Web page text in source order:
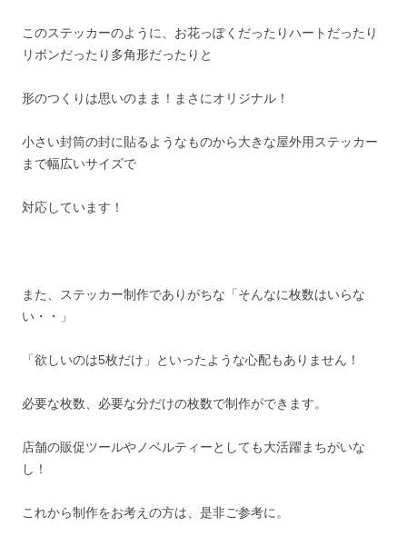
このステッカーのように、お花っぽくだったりハートだったり
リボンだったり多角形だったりと
形のつくりは思いのまま！まさにオリジナル！
小さい封筒の封に貼るようなものから大きな屋外用ステッカー
まで幅広いサイズで
対応しています！
また、ステッカー制作でありがちな「そんなに枚数はいらな
い・・」
「欲しいのは5枚だけ」といったような心配もありません！
必要な枚数、必要な分だけの枚数で制作ができます。
店舗の販促ツールやノベルティーとしても大活躍まちがいな
し！
これから制作をお考えの方は、是非ご参考に。